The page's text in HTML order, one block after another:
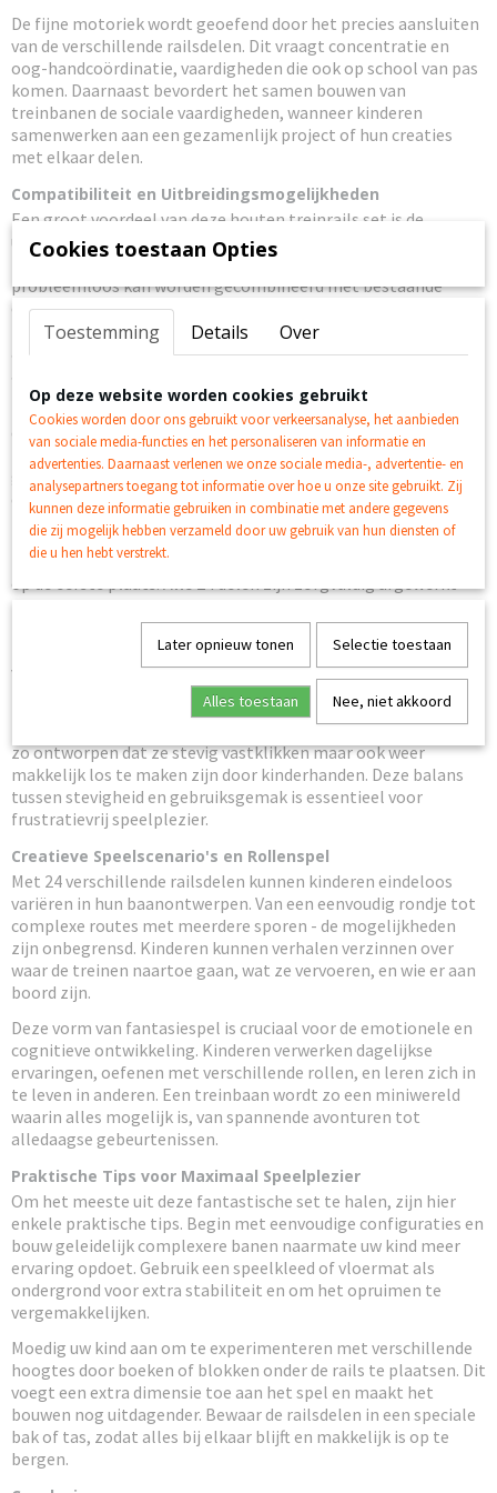
De fijne motoriek wordt geoefend door het precies aansluiten
van de verschillende railsdelen. Dit vraagt concentratie en
oog-handcoördinatie, vaardigheden die ook op school van pas
komen. Daarnaast bevordert het samen bouwen van
treinbanen de sociale vaardigheden, wanneer kinderen
samenwerken aan een gezamenlijk project of hun creaties
met elkaar delen.
Compatibiliteit en Uitbreidingsmogelijkheden
Een groot voordeel van deze houten treinrails set is de
universele compatibiliteit met de meeste andere houten
treinsystemen op de markt. Dit betekent dat de set
probleemloos kan worden gecombineerd met bestaande
collecties, waardoor de speelmogelijkheden exponentieel
toenemen. Of u nu al een verzameling heeft of dit uw eerste
aanschaf is, deze 24 delen vormen een perfecte basis of
De uitbreidingsmogelijkheden zijn vrijwel onbeperkt. U kunt
de set later aanvullen met stations, bruggen, tunnels, en
natuurlijk verschillende treinen en wagons. Dit maakt het een
groeiend speelsysteem dat mee evolueert met de interesses
en vaardigheden van uw kind.
Kwaliteit en Veiligheid Staan Voorop
Bij de productie van deze houten treinrails set staat veiligheid
op de eerste plaats. Alle 24 delen zijn zorgvuldig afgewerkt
met gladde oppervlakken zonder scherpe randen of splinters.
Het gebruikte hout is behandeld met kindvriendelijke, niet-
toxische vernis die voldoet aan alle Europese
veiligheidsnormen voor speelgoed.
De stevige constructie van elk railsdeel garandeert dat de
banen stabiel blijven tijdens het spelen. De verbindingen zijn
zo ontworpen dat ze stevig vastklikken maar ook weer
makkelijk los te maken zijn door kinderhanden. Deze balans
tussen stevigheid en gebruiksgemak is essentieel voor
frustratievrij speelplezier.
Creatieve Speelscenario's en Rollenspel
Met 24 verschillende railsdelen kunnen kinderen eindeloos
variëren in hun baanontwerpen. Van een eenvoudig rondje tot
complexe routes met meerdere sporen - de mogelijkheden
zijn onbegrensd. Kinderen kunnen verhalen verzinnen over
waar de treinen naartoe gaan, wat ze vervoeren, en wie er aan
boord zijn.
Deze vorm van fantasiespel is cruciaal voor de emotionele en
cognitieve ontwikkeling. Kinderen verwerken dagelijkse
ervaringen, oefenen met verschillende rollen, en leren zich in
te leven in anderen. Een treinbaan wordt zo een miniwereld
waarin alles mogelijk is, van spannende avonturen tot
alledaagse gebeurtenissen.
Praktische Tips voor Maximaal Speelplezier
Om het meeste uit deze fantastische set te halen, zijn hier
enkele praktische tips. Begin met eenvoudige configuraties en
bouw geleidelijk complexere banen naarmate uw kind meer
ervaring opdoet. Gebruik een speelkleed of vloermat als
ondergrond voor extra stabiliteit en om het opruimen te
vergemakkelijken.
Moedig uw kind aan om te experimenteren met verschillende
hoogtes door boeken of blokken onder de rails te plaatsen. Dit
voegt een extra dimensie toe aan het spel en maakt het
bouwen nog uitdagender. Bewaar de railsdelen in een speciale
bak of tas, zodat alles bij elkaar blijft en makkelijk is op te
bergen.
Cookies toestaan Opties
Toestemming Details Over
Op deze website worden cookies gebruikt
Cookies worden door ons gebruikt voor verkeersanalyse, het aanbieden
van sociale media-functies en het personaliseren van informatie en
advertenties. Daarnaast verlenen we onze sociale media-, advertentie- en
analysepartners toegang tot informatie over hoe u onze site gebruikt. Zij
kunnen deze informatie gebruiken in combinatie met andere gegevens
die zij mogelijk hebben verzameld door uw gebruik van hun diensten of
die u hen hebt verstrekt.
Later opnieuw tonen Selectie toestaan
Alles toestaan Nee, niet akkoord